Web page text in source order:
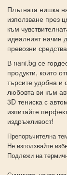
Плътната нишка
използване през
към
идеалният начин
превозни
В nani.bg се
продукти, които
търсите удобна и
любовта ви към
3D тениска с
изпитайте
издръжливост!
Препоръчителна
Не използвайте
Подлежи на